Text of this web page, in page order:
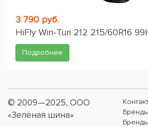
3 790 руб.
HiFly Win-Turi 212 215/60R16
Подробнее
© 2009—2025, ООО
«Зелёная шина»